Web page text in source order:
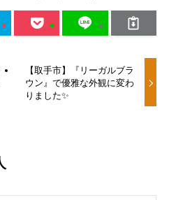
【取手市】『リーガルブラ
ウン』で優雅な外観に変わ
りました✨